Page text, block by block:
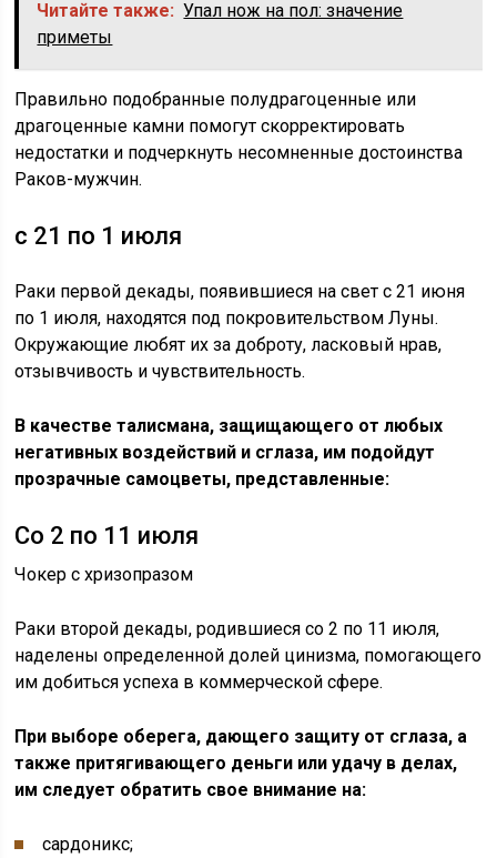
Читайте также: Упал нож на пол: значение
приметы
Правильно подобранные полудрагоценные или
драгоценные камни помогут скорректировать
недостатки и подчеркнуть несомненные достоинства
Раков-мужчин.
с 21 по 1 июля
Раки первой декады, появившиеся на свет с 21 июня
по 1 июля, находятся под покровительством Луны.
Окружающие любят их за доброту, ласковый нрав,
отзывчивость и чувствительность.
В качестве талисмана, защищающего от любых
негативных воздействий и сглаза, им подойдут
прозрачные самоцветы, представленные:
Со 2 по 11 июля
Чокер с хризопразом
Раки второй декады, родившиеся со 2 по 11 июля,
наделены определенной долей цинизма, помогающего
им добиться успеха в коммерческой сфере.
При выборе оберега, дающего защиту от сглаза, а
также притягивающего деньги или удачу в делах,
им следует обратить свое внимание на:
сардоникс;